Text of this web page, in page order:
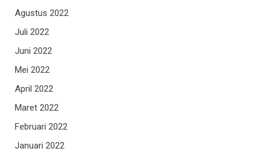
Agustus 2022
Juli 2022
Juni 2022
Mei 2022
April 2022
Maret 2022
Februari 2022
Januari 2022